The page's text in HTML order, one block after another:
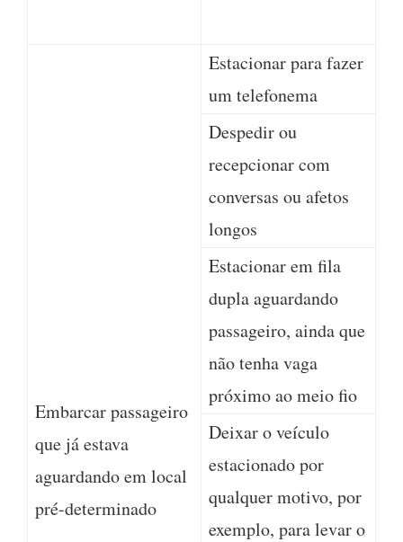
Embarcar passageiro
que já estava
aguardando em local
pré-determinado
Estacionar para fazer
um telefonema
Despedir ou
recepcionar com
conversas ou afetos
longos
Estacionar em fila
dupla aguardando
passageiro, ainda que
não tenha vaga
próximo ao meio fio
Deixar o veículo
estacionado por
qualquer motivo, por
exemplo, para levar o